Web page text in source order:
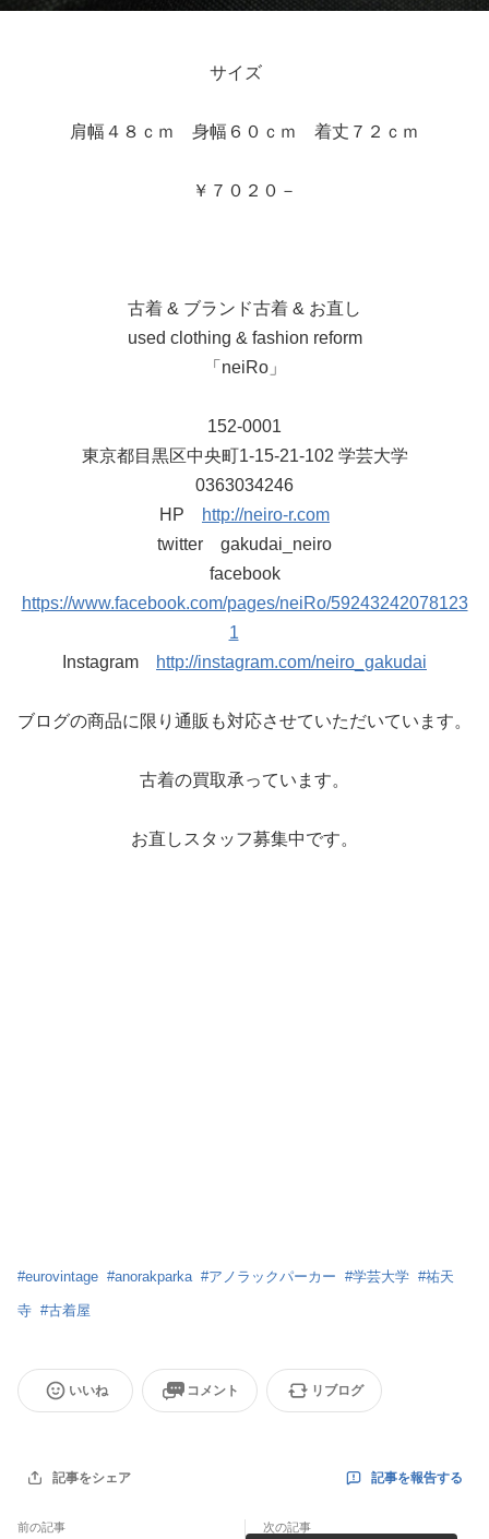
サイズ
肩幅４８ｃｍ 身幅６０ｃｍ 着丈７２ｃｍ
￥７０２０－
古着 & ブランド古着 & お直し
used clothing & fashion reform
「neiRo」
152-0001
東京都目黒区中央町1-15-21-102 学芸大学
0363034246
HP
http://neiro-r.com
twitter gakudai_neiro
facebook
https://www.facebook.com/pages/neiRo/59243242078123
1
Instagram
http://instagram.com/neiro_gakudai
ブログの商品に限り通販も対応させていただいています。
古着の買取承っています。
お直しスタッフ募集中です。
#eurovintage #anorakparka #アノラックパーカー #学芸大学 #祐天
寺 #古着屋
いいね コメント リブログ
記事をシェア 記事を報告する
前の記事 次の記事